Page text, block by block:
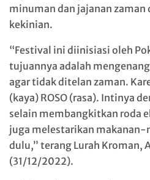
minuman dan jajanan zaman
kekinian.
“Festival ini diinisiasi oleh
tujuannya adalah
agar tidak ditelan zaman.
(kaya) ROSO (rasa). Intinya
selain membangkitkan roda
juga melestarikan makanan-
dulu,” terang Lurah Kroman,
(31/12/2022).